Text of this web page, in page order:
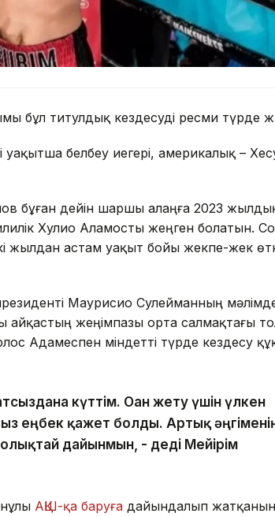
бұл титулдық кездесуді ресми түрде
белбеу иегері, америкалық –
бұған дейін шаршы алаңға 2023
Хулио Аламосты жеңген болатын.
жылдан астам уақыт бойы жекпе-жек
Маурисио Сулейманның
айқастың жеңімпазы орта салмақтағы
Адамеспен міндетті түрде кездесу
күттім. Оған жету үшін үлкен
еңбек қажет болды. Артық
дайынмын, - деді Мейірім
АҚШ-қа баруға дайындалып